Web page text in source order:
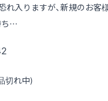
れ入りますが、新規のお客
ち…
切れ中)